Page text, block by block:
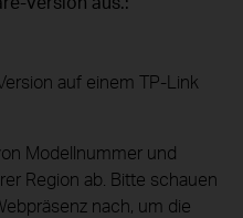
auf einem TP-Link
Modellnummer und
Region ab. Bitte schauen
nach, um die